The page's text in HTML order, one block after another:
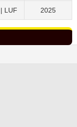
LUF 2025